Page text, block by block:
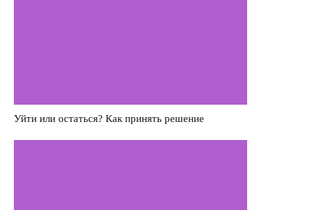
Уйти или остаться? Как принять решение